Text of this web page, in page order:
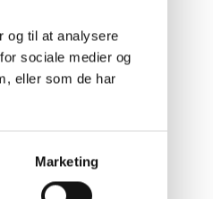
og til at analysere
sociale medier og
eller som de har
Marketing